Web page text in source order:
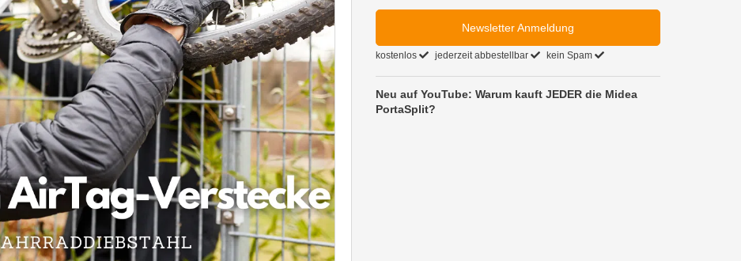
Newsletter Anmeldung
kostenlos jederzeit abbestellbar kein Spam
Neu auf YouTube: Warum kauft JEDER die Midea
PortaSplit?